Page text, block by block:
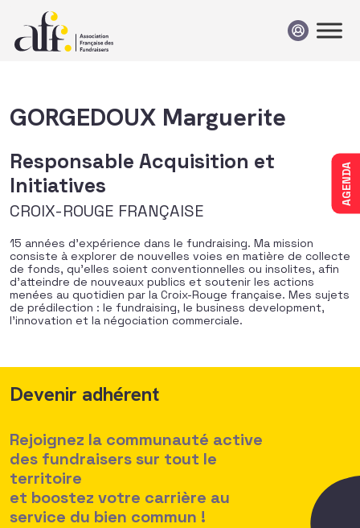
AGENDA
GORGEDOUX Marguerite
Responsable Acquisition et
Initiatives
CROIX-ROUGE FRANÇAISE
15 années d’expérience dans le fundraising. Ma mission
consiste à explorer de nouvelles voies en matière de collecte
de fonds, qu’elles soient conventionnelles ou insolites, afin
d’atteindre de nouveaux publics et soutenir les actions
menées au quotidien par la Croix-Rouge française. Mes sujets
de prédilection : le fundraising, le business development,
l’innovation et la négociation commerciale.
Devenir adhérent
Rejoignez la communauté active
des fundraisers sur tout le
territoire
et boostez votre carrière au
service du bien commun !